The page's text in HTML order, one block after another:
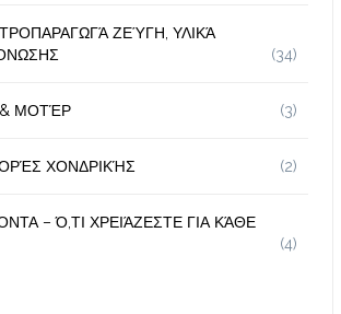
ΖΕΎΓΗ, ΥΛΙΚΆ
(34)
& ΜΟΤΈΡ (3)
ΧΟΝΔΡΙΚΉΣ (2)
– Ό,ΤΙ ΧΡΕΙΆΖΕΣΤΕ ΓΙΑ ΚΆΘΕ
(4)